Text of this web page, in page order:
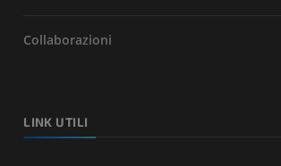
Collaborazioni
LINK UTILI